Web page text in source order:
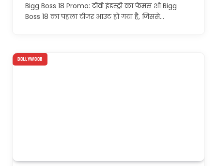
Bigg Boss 18 Promo: टीवी इंडस्ट्री का फेमस शो Bigg
Boss 18 का पहला टीजर आउट हो गया है, जिससे…
BOLLYWOOD